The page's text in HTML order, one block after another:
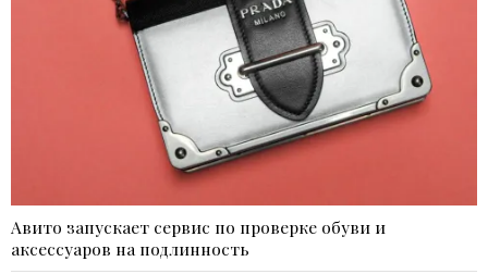
Авито запускает сервис по проверке обуви и
аксессуаров на подлинность